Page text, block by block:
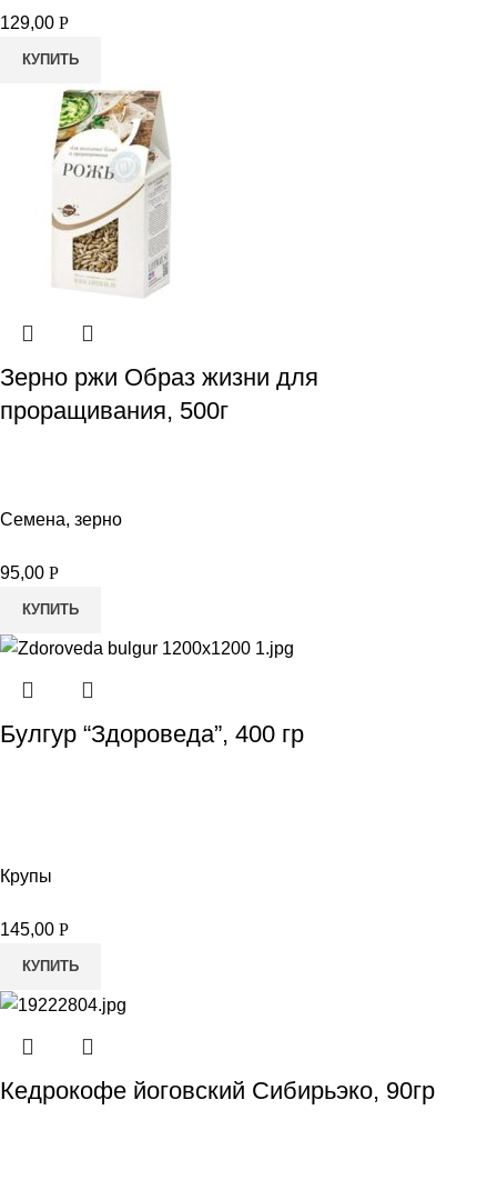
129,00 Р
КУПИТЬ
Зерно ржи Образ жизни для
проращивания, 500г
Семена, зерно
95,00 Р
КУПИТЬ
Булгур “Здороведа”, 400 гр
Крупы
145,00 Р
КУПИТЬ
Кедрокофе йоговский Сибирьэко, 90гр